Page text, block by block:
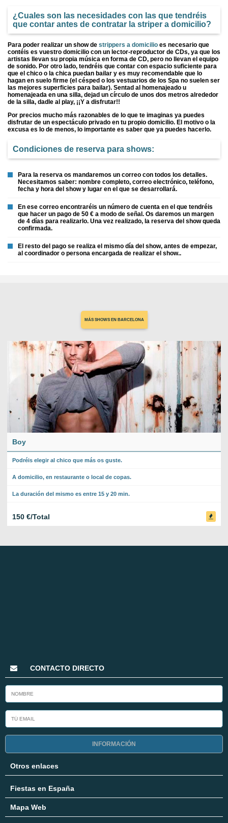
¿Cuales son las necesidades con las que tendréis
que contar antes de contratar la striper a domicilio?
Para poder realizar un show de strippers a domicilio es necesario que
contéis es vuestro domicilio con un lector-reproductor de CDs, ya que los
artistas llevan su propia música en forma de CD, pero no llevan el equipo
de sonido. Por otro lado, tendréis que contar con espacio suficiente para
que el chico o la chica puedan bailar y es muy recomendable que lo
hagan en suelo firme (el césped o los vestuarios de los Spa no suelen ser
las mejores superficies para bailar). Sentad al homenajeado u
homenajeada en una silla, dejad un círculo de unos dos metros alrededor
de la silla, dadle al play, ¡¡Y a disfrutar!!
Por precios mucho más razonables de lo que te imaginas ya puedes
disfrutar de un espectáculo privado en tu propio domicilio. El motivo o la
excusa es lo de menos, lo importante es saber que ya puedes hacerlo.
Condiciones de reserva para shows:
Para la reserva os mandaremos un correo con todos los detalles.
Necesitamos saber: nombre completo, correo electrónico, teléfono,
fecha y hora del show y lugar en el que se desarrollará.
En ese correo encontraréis un número de cuenta en el que tendréis
que hacer un pago de 50 € a modo de señal. Os daremos un margen
de 4 días para realizarlo. Una vez realizado, la reserva del show queda
confirmada.
El resto del pago se realiza el mismo día del show, antes de empezar,
al coordinador o persona encargada de realizar el show..
MÁS SHOWS EN BARCELONA
Boy
Podréis elegir al chico que más os guste.
A domicilio, en restaurante o local de copas.
La duración del mismo es entre 15 y 20 min.
150 €/Total
CONTACTO DIRECTO
INFORMACIÓN
Otros enlaces
Fiestas en España
Mapa Web